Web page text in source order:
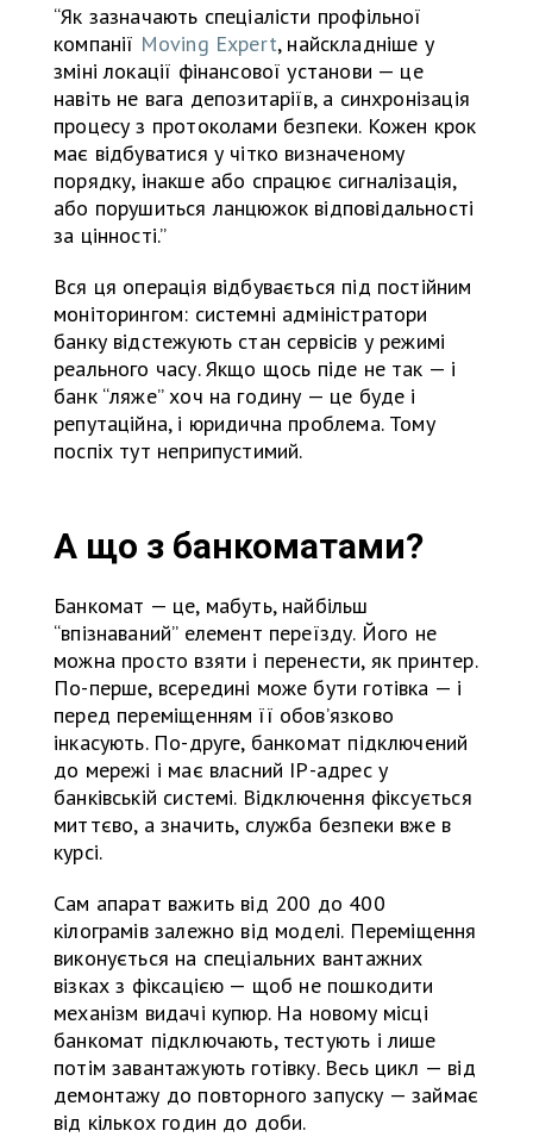
“Як зазначають спеціалісти профільної
компанії Moving Expert, найскладніше у
зміні локації фінансової установи — це
навіть не вага депозитаріїв, а синхронізація
процесу з протоколами безпеки. Кожен крок
має відбуватися у чітко визначеному
порядку, інакше або спрацює сигналізація,
або порушиться ланцюжок відповідальності
за цінності.”
Вся ця операція відбувається під постійним
моніторингом: системні адміністратори
банку відстежують стан сервісів у режимі
реального часу. Якщо щось піде не так — і
банк “ляже” хоч на годину — це буде і
репутаційна, і юридична проблема. Тому
поспіх тут неприпустимий.
А що з банкоматами?
Банкомат — це, мабуть, найбільш
“впізнаваний” елемент переїзду. Його не
можна просто взяти і перенести, як принтер.
По-перше, всередині може бути готівка — і
перед переміщенням її обов’язково
інкасують. По-друге, банкомат підключений
до мережі і має власний IP-адрес у
банківській системі. Відключення фіксується
миттєво, а значить, служба безпеки вже в
курсі.
Сам апарат важить від 200 до 400
кілограмів залежно від моделі. Переміщення
виконується на спеціальних вантажних
візках з фіксацією — щоб не пошкодити
механізм видачі купюр. На новому місці
банкомат підключають, тестують і лише
потім завантажують готівку. Весь цикл — від
демонтажу до повторного запуску — займає
від кількох годин до доби.